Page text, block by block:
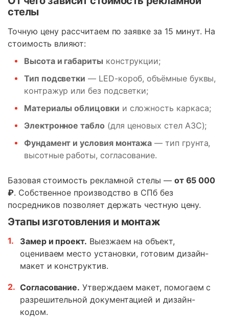
стелы
Точную цену рассчитаем по заявке за 15 минут. На
стоимость влияют:
Высота и габариты конструкции;
Тип подсветки — LED-короб, объёмные буквы,
контражур или без подсветки;
Материалы облицовки и сложность каркаса;
Электронное табло (для ценовых стел АЗС);
Фундамент и условия монтажа — тип грунта,
высотные работы, согласование.
Базовая стоимость рекламной стелы — от 65 000
₽. Собственное производство в СПб без
посредников позволяет держать честную цену.
Этапы изготовления и монтаж
Замер и проект. Выезжаем на объект,
оцениваем место установки, готовим дизайн-
макет и конструктив.
Согласование. Утверждаем макет, помогаем с
разрешительной документацией и дизайн-
кодом.